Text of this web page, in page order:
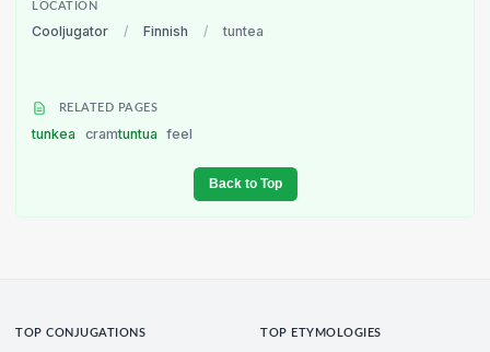
LOCATION
Cooljugator / Finnish / tuntea
RELATED PAGES
tunkea cramtuntua feel
Back to Top
TOP CONJUGATIONS TOP ETYMOLOGIES